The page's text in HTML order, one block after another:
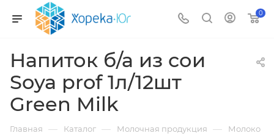
0
Напиток б/а из сои
Soya prof 1л/12шт
Green Milk
Главная — Каталог — Молочная продукция — Молоко